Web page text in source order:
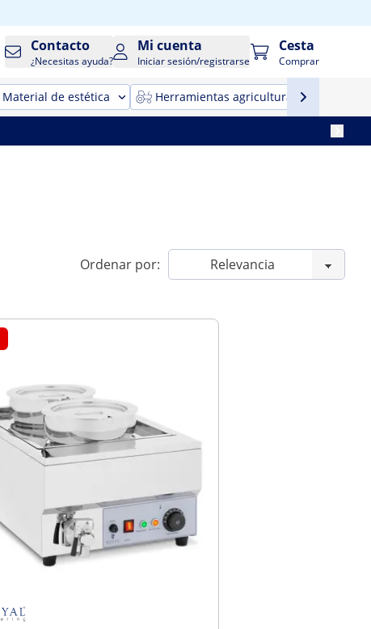
Contacto
¿Necesitas ayuda?
Mi cuenta
Iniciar sesión/registrarse
Cesta
Comprar
Material de estética Herramientas agricultura
Ordenar por: